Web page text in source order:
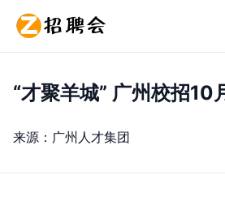
“才聚羊城” 广州校招10
来源： 广州人才集团